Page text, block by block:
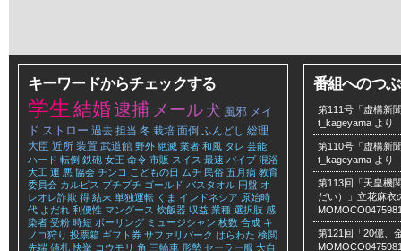
キーワードからチェックする
学生 結婚逮捕 メール 犬 風邪 メイ
ド ストロー 過去 担当 冬 栽培 面倒 ふんどし 総理
大臣 近所 装置 武道館 野外 絶滅 業者 和風 タレ 芸能
ハード 転倒 鉄砲 女王 命令 市販 スイス 最速 パイプ 混浴
大工 運 悪 協会 チンコ こどもの日 ムチ 民俗 五月病 教育
委員会 カルピス プチプチ ゴールド バスタオル 円盤 オ
レオレ詐欺 得 結末 単独運転 くま インドネシア 原始時
代 よだれ 利便性 マングース 炊飯器 収益 業種 選択肢 感
染者 受粉 時短 ボーリング ミュージシャン 枚数 合成 キ
ノコ狩り 投票箱 ギフト券 サファリパーク はらわた 検閲
先端 値札 快挙 コウモリ 角 三輪車 形勢 セーラー服 大自
番組へのつ
第111号「虚構新
t_kageyama より
第110号「虚構新
t_kageyama より
第113回「天皇機
だい）」立花麻衣
第121回「20億、